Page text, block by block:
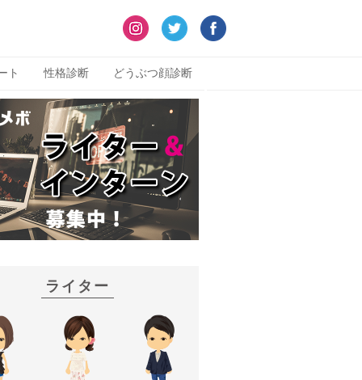
ト 性格診断 どうぶつ顔診断
ライター